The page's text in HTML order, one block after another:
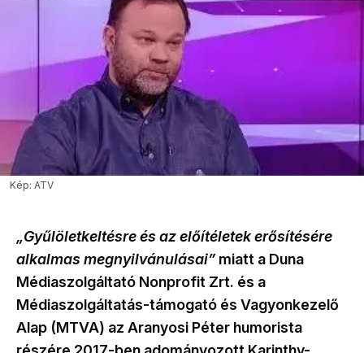
Kép: ATV
„Gyűlöletkeltésre és az előítéletek erősítésére
alkalmas megnyilvánulásai”miatt a Duna
Médiaszolgáltató Nonprofit Zrt. és a
Médiaszolgáltatás-támogató és Vagyonkezelő
Alap (MTVA) az Aranyosi Péter humorista